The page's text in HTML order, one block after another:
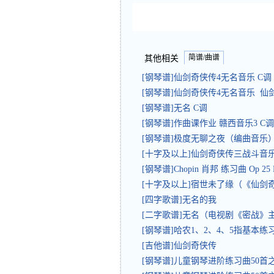
其他相关 简谱/曲谱
[钢琴谱]仙剑奇侠传4无名音乐 C
[钢琴谱]仙剑奇侠传4无名音乐 仙
[钢琴谱]无名 C调
[钢琴谱]作曲课作业 赣西音乐3 C
[钢琴谱]极度无聊之夜（编曲音乐
[十字及以上]仙剑奇侠传三战斗音
[钢琴谱]Chopin 肖邦 练习曲 Op
[十字及以上]宿世未了缘（《仙
[四字歌谱]无名的我
[二字歌谱]无名（电视剧《密战》
[钢琴谱]哈农1、2、4、5指基本
[吉他谱]仙剑奇侠传
[钢琴谱]儿童钢琴进阶练习曲50首